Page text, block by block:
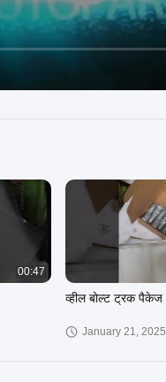
00:47
व्हील बोल्ट ट्रक पैकेज
January 21, 2025